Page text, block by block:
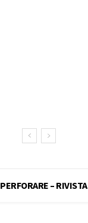
PERFORARE – RIVISTA